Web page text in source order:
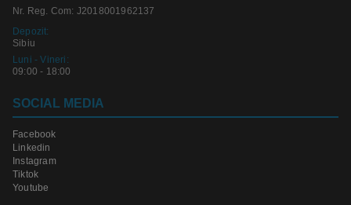
Nr. Reg. Com: J2018001962137
Depozit:
Sibiu
Luni - Vineri:
09:00 - 18:00
SOCIAL MEDIA
Facebook
Linkedin
Instagram
Tiktok
Youtube